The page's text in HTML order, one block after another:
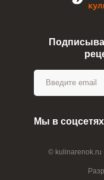
©
Мы в соцсетях